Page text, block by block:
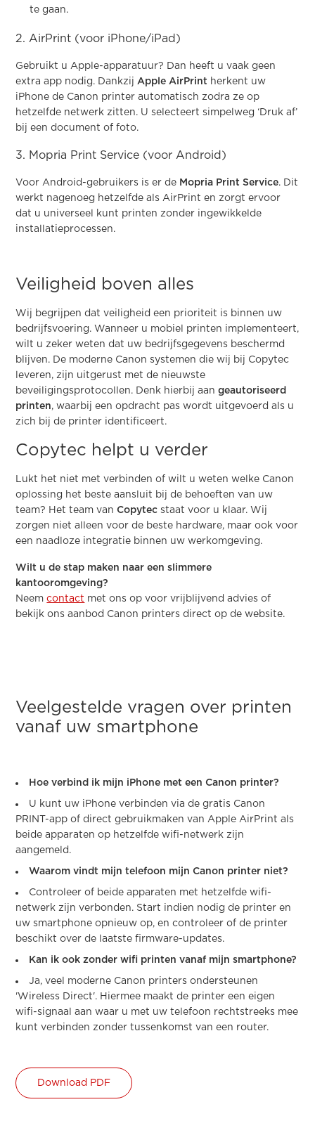
te gaan.
2. AirPrint (voor iPhone/iPad)
Gebruikt u Apple-apparatuur? Dan heeft u vaak geen
extra app nodig. DankzijApple AirPrint herkent uw
iPhone de Canon printer automatisch zodra ze op
hetzelfde netwerk zitten. U selecteert simpelweg ‘Druk af’
bij een document of foto.
3. Mopria Print Service (voor Android)
Voor Android-gebruikers is er de Mopria Print Service. Dit
werkt nagenoeg hetzelfde als AirPrint en zorgt ervoor
dat u universeel kunt printen zonder ingewikkelde
installatieprocessen.
Veiligheid boven alles
Wij begrijpen dat veiligheid een prioriteit is binnen uw
bedrijfsvoering. Wanneer u mobiel printen implementeert,
wilt u zeker weten dat uw bedrijfsgegevens beschermd
blijven. De moderne Canon systemen die wij bij Copytec
leveren, zijn uitgerust met de nieuwste
beveiligingsprotocollen. Denk hierbij aangeautoriseerd
printen, waarbij een opdracht pas wordt uitgevoerd als u
zich bij de printer identificeert.
Copytec helpt u verder
Lukt het niet met verbinden of wilt u weten welke Canon
oplossing het beste aansluit bij de behoeften van uw
team? Het team van Copytec staat voor u klaar. Wij
zorgen niet alleen voor de beste hardware, maar ook voor
een naadloze integratie binnen uw werkomgeving.
Wilt u de stap maken naar een slimmere
kantooromgeving?
Neemcontact met ons op voor vrijblijvend advies of
bekijk ons aanbod Canon printers direct op de website.
Veelgestelde vragen over printen
vanaf uw smartphone
Hoe verbind ik mijn iPhone met een Canon printer?
U kunt uw iPhone verbinden via de gratis Canon
PRINT-app of direct gebruikmaken van Apple AirPrint als
beide apparaten op hetzelfde wifi-netwerk zijn
aangemeld.
Waarom vindt mijn telefoon mijn Canon printer niet?
Controleer of beide apparaten met hetzelfde wifi-
netwerk zijn verbonden. Start indien nodig de printer en
uw smartphone opnieuw op, en controleer of de printer
beschikt over de laatste firmware-updates.
Kan ik ook zonder wifi printen vanaf mijn smartphone?
Ja, veel moderne Canon printers ondersteunen
'Wireless Direct'. Hiermee maakt de printer een eigen
wifi-signaal aan waar u met uw telefoon rechtstreeks mee
kunt verbinden zonder tussenkomst van een router.
Download PDF